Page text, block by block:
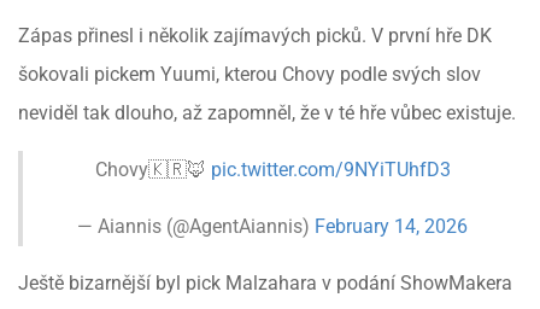
Zápas přinesl i několik zajímavých picků. V první hře DK
šokovali pickem Yuumi, kterou Chovy podle svých slov
neviděl tak dlouho, až zapomněl, že v té hře vůbec existuje.
Chovy🇰🇷🦊 pic.twitter.com/9NYiTUhfD3
— Aiannis (@AgentAiannis) February 14, 2026
Ještě bizarnější byl pick Malzahara v podání ShowMakera